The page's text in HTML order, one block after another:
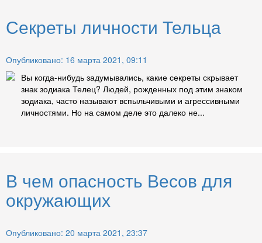
Секреты личности Тельца
Опубликовано: 16 марта 2021, 09:11
Вы когда-нибудь задумывались, какие секреты скрывает
знак зодиака Телец? Людей, рожденных под этим знаком
зодиака, часто называют вспыльчивыми и агрессивными
личностями. Но на самом деле это далеко не...
В чем опасность Весов для
окружающих
Опубликовано: 20 марта 2021, 23:37